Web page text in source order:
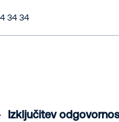
34 34
Izključitev